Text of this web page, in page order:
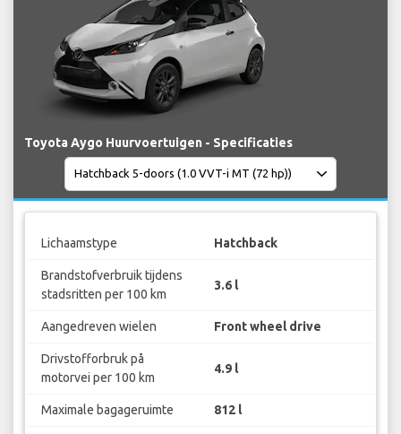
Toyota Aygo Huurvoertuigen - Specificaties
Lichaamstype Hatchback
Brandstofverbruik tijdens
stadsritten per 100 km
3.6 l
Aangedreven wielen Front wheel drive
Drivstofforbruk på
motorvei per 100 km
4.9 l
Maximale bagageruimte 812 l